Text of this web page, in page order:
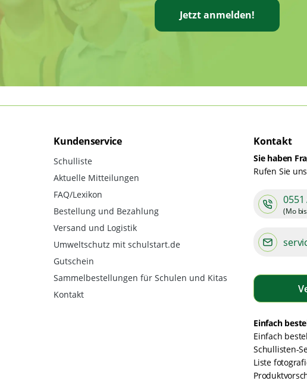
Jetzt anmelden!
Kundenservice
Schulliste
Aktuelle Mitteilungen
FAQ/Lexikon
Bestellung und Bezahlung
Versand und Logistik
Umweltschutz mit schulstart.de
Gutschein
Sammelbestellungen für Schulen und Kitas
Kontakt
Kontakt
Sie haben
Rufen Sie
0551
(Mo
Einfach
Einfach
Schullisten-
Liste